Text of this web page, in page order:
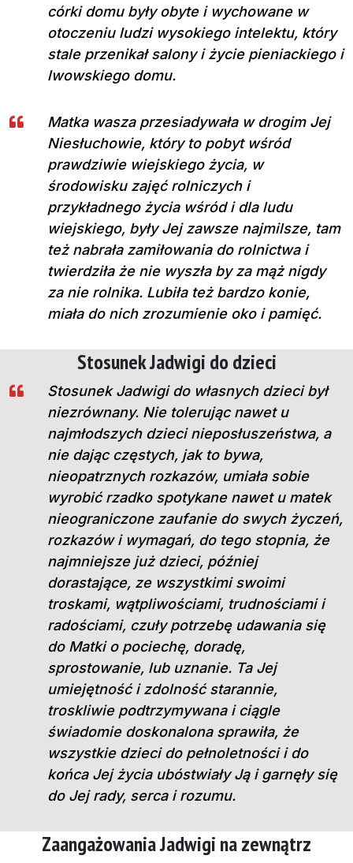
córki domu były obyte i wychowane w
otoczeniu ludzi wysokiego intelektu, który
stale przenikał salony i życie pieniackiego i
lwowskiego domu.
Matka wasza przesiadywała w drogim Jej
Niesłuchowie, który to pobyt wśród
prawdziwie wiejskiego życia, w
środowisku zajęć rolniczych i
przykładnego życia wśród i dla ludu
wiejskiego, były Jej zawsze najmilsze, tam
też nabrała zamiłowania do rolnictwa i
twierdziła że nie wyszła by za mąż nigdy
za nie rolnika. Lubiła też bardzo konie,
miała do nich zrozumienie oko i pamięć.
Stosunek Jadwigi do dzieci
Stosunek Jadwigi do własnych dzieci był
niezrównany. Nie tolerując nawet u
najmłodszych dzieci nieposłuszeństwa, a
nie dając częstych, jak to bywa,
nieopatrznych rozkazów, umiała sobie
wyrobić rzadko spotykane nawet u matek
nieograniczone zaufanie do swych życzeń,
rozkazów i wymagań, do tego stopnia, że
najmniejsze już dzieci, później
dorastające, ze wszystkimi swoimi
troskami, wątpliwościami, trudnościami i
radościami, czuły potrzebę udawania się
do Matki o pociechę, doradę,
sprostowanie, lub uznanie. Ta Jej
umiejętność i zdolność starannie,
troskliwie podtrzymywana i ciągle
świadomie doskonalona sprawiła, że
wszystkie dzieci do pełnoletności i do
końca Jej życia ubóstwiały Ją i garnęły się
do Jej rady, serca i rozumu.
Zaangażowania Jadwigi na zewnątrz